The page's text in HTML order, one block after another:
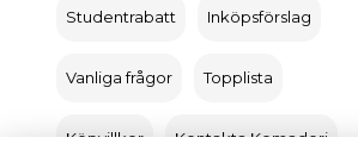
Studentrabatt Inköpsförslag
Vanliga frågor Topplista
Köpvillkor Kontakta Komadori